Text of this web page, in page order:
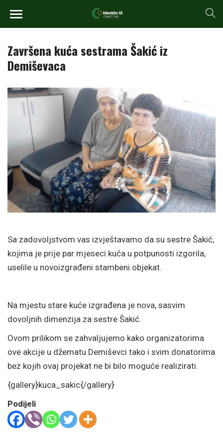
Završena kuća sestrama Šakić iz
Demiševaca
Sa zadovoljstvom vas izvještavamo da su sestre Šakić,
kojima je prije par mjeseci kuća u potpunosti izgorila,
uselile u novoizgrađeni stambeni objekat.
Na mjestu stare kuće izgrađena je nova, sasvim
dovoljnih dimenzija za sestre Šakić.
Ovom prilikom se zahvaljujemo kako organizatorima
ove akcije u džematu Demiševci tako i svim donatorima
bez kojih ovaj projekat ne bi bilo moguće realizirati.
{gallery}kuca_sakic{/gallery}
Podijeli